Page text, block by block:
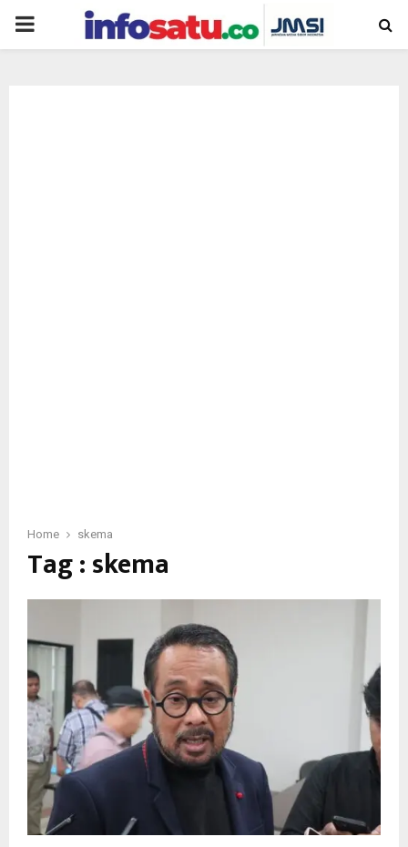
PRIMARY
Home skema
Tag : skema